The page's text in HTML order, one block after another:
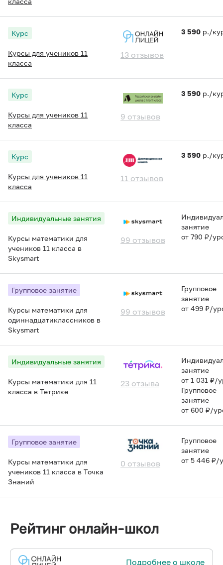
Курс
Курсы для учеников 11
класса
13 отзывов
3 590 р./
Курс
Курсы для учеников 11
класса
9 отзывов
3 590 р./
Курс
Курсы для учеников 11
класса
11 отзывов
3 590 р./
Индивидуальные занятия
Курсы математики для
учеников 11 класса в
Skysmart
99 отзывов
занятие
от 790 ₽/
Групповое занятие
Курсы математики для
одиннадцатиклассников в
Skysmart
99 отзывов
Групповое
занятие
от 499 ₽/
Индивидуальные занятия
Курсы математики для 11
класса в Тетрике
23 отзыва
занятие
от 1 031 ₽/
Групповое
занятие
от 600 ₽/
Групповое занятие
Курсы математики для
учеников 11 класса в Точка
Знаний
0 отзывов
Групповое
занятие
от 5 446 ₽/
Рейтинг онлайн-школ
Подробнее о школе